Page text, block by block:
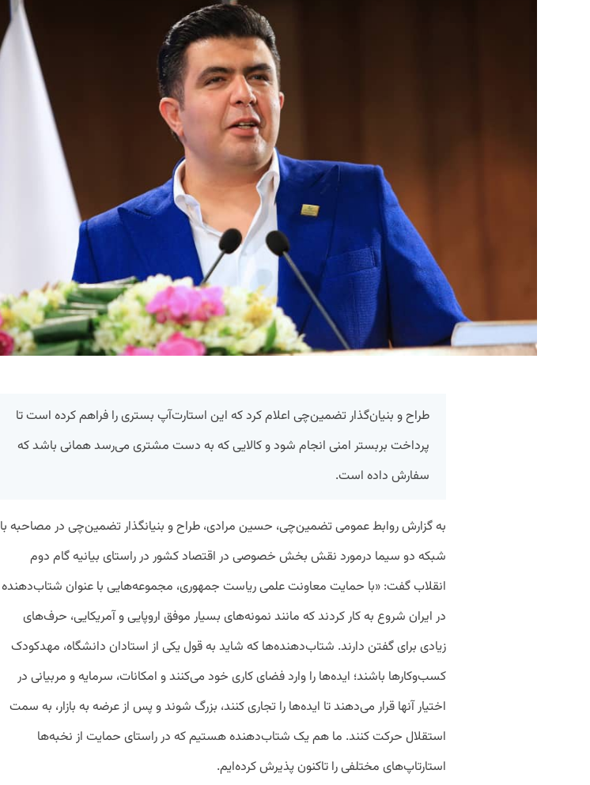
طراح و بنیان‌گذار تضمین‌چی اعلام کرد که این استارت‌آپ بستری را فراهم کرده است تا
پرداخت بربستر امنی انجام شود و کالایی که به دست مشتری می‌رسد همانی باشد که
سفارش داده است.
به گزارش روابط عمومی تضمین‌چی، حسین مرادی، طراح و بنیانگذار تضمین‌چی در مصاحبه با
شبکه دو سیما درمورد نقش بخش خصوصی در اقتصاد کشور در راستای بیانیه گام دوم
انقلاب گفت: «با حمایت معاونت علمی ریاست جمهوری، مجموعه‌هایی با عنوان شتاب‌دهنده
در ایران شروع به کار کردند که مانند نمونه‌های بسیار موفق اروپایی و آمریکایی، حرف‌های
زیادی برای گفتن دارند. شتاب‌دهنده‌ها که شاید به قول یکی از استادان دانشگاه، مهدکودک
کسب‌وکارها باشند؛ ایده‌ها را وارد فضای کاری خود می‌کنند و امکانات، سرمایه و مربیانی در
اختیار آنها قرار می‌دهند تا ایده‌ها را تجاری کنند، بزرگ شوند و پس از عرضه به بازار، به سمت
استقلال حرکت کنند. ما هم یک شتاب‌دهنده هستیم که در راستای حمایت از نخبه‌ها
استارتاپ‌های مختلفی را تاکنون پذیرش کرده‌ایم.